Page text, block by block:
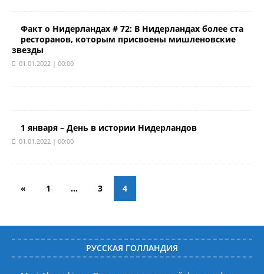
Факт о Нидерландах # 72: В Нидерландах более ста
ресторанов, которым присвоены мишленовские
звезды
01.01.2022 | 00:00
1 января – День в истории Нидерландов
01.01.2022 | 00:00
« 1 … 3 4
РУССКАЯ ГОЛЛАНДИЯ